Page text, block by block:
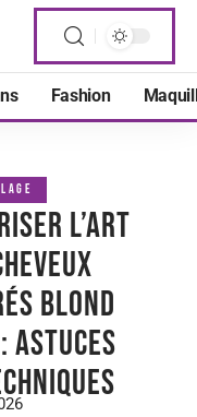
Fashion
l’art
blond
astuces